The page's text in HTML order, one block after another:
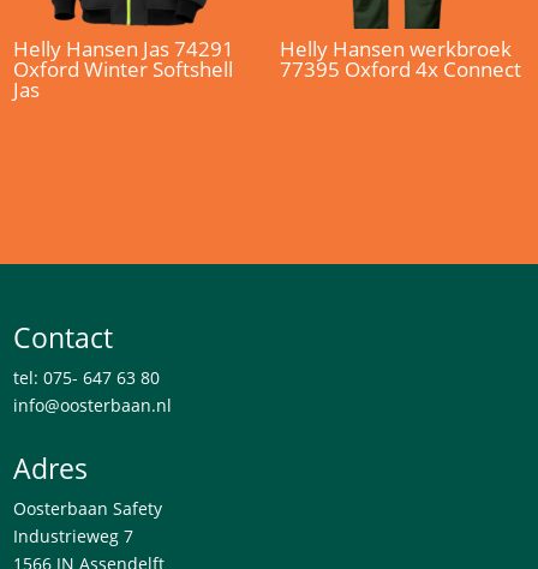
Helly Hansen Jas 74291
Oxford Winter Softshell
Jas
Helly Hansen werkbroek
77395 Oxford 4x Connect
Contact
tel: 075- 647 63 80
info@oosterbaan.nl
Adres
Oosterbaan Safety
Industrieweg 7
1566 JN Assendelft